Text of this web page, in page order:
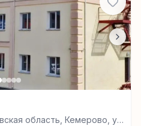
область, Кемерово, ул.